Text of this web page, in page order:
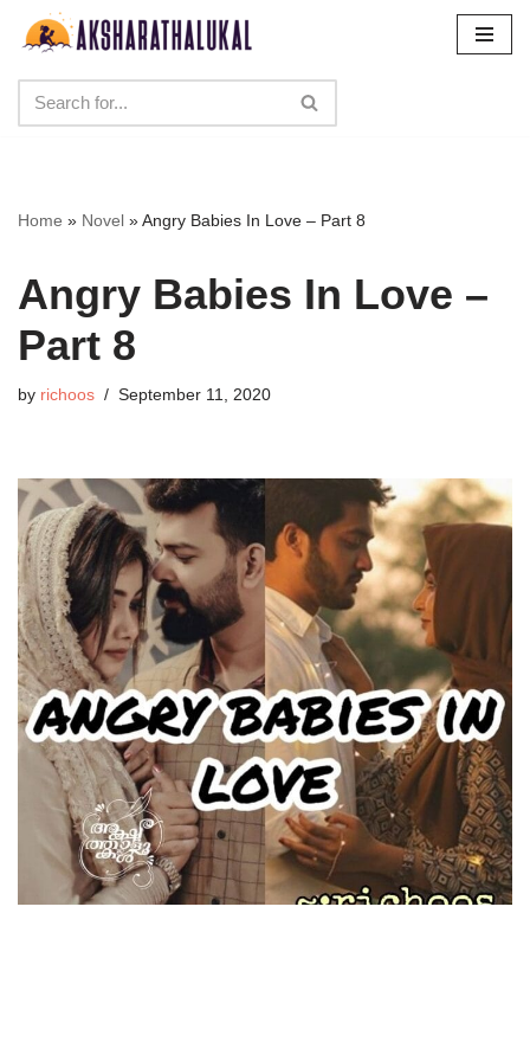
content
Home » Novel »Angry Babies In Love – Part 8
Angry Babies In Love –
Part 8
by richoos September 11, 2020